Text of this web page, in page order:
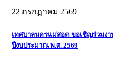
22 กรกฏาคม 2569
เทศบาลนครแม่สอด ขอเชิญร่วมง
ปีงบประมาณ พ.ศ. 2569